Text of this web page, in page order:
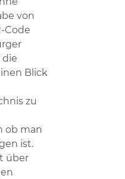
von
Code
die
Blick
zu
ob man
ist.
über